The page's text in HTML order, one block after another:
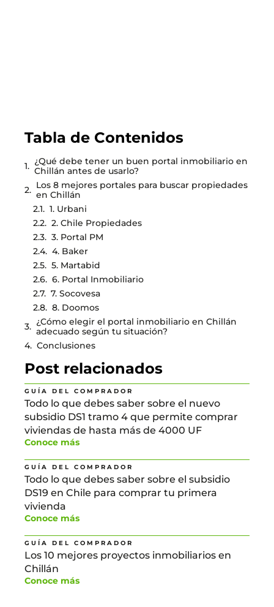
Tabla de Contenidos
¿Qué debe tener un buen portal inmobiliario en
Chillán antes de usarlo?
Los 8 mejores portales para buscar propiedades
en Chillán
1. Urbani
2. Chile Propiedades
3. Portal PM
4. Baker
5. Martabid
6. Portal Inmobiliario
7. Socovesa
8. Doomos
¿Cómo elegir el portal inmobiliario en Chillán
adecuado según tu situación?
Conclusiones
Post relacionados
GUÍA DEL COMPRADOR
Todo lo que debes saber sobre el nuevo
subsidio DS1 tramo 4 que permite comprar
viviendas de hasta más de 4000 UF
Conoce más
GUÍA DEL COMPRADOR
Todo lo que debes saber sobre el subsidio
DS19 en Chile para comprar tu primera
vivienda
Conoce más
GUÍA DEL COMPRADOR
Los 10 mejores proyectos inmobiliarios en
Chillán
Conoce más